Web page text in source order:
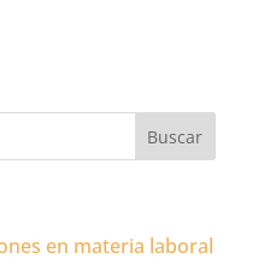
en materia laboral